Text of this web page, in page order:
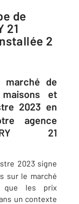
de
21
2
de
et
2023 en
agence
21
2023 signe
sur le marché
que les prix
un contexte